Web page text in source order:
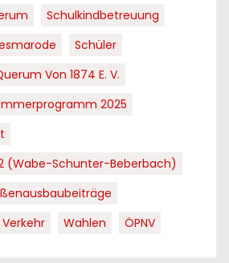
Schulkindbetreuung
Schüler
Von 1874 E. V.
2025
(Wabe-Schunter-Beberbach)
Verkehr Wahlen ÖPNV